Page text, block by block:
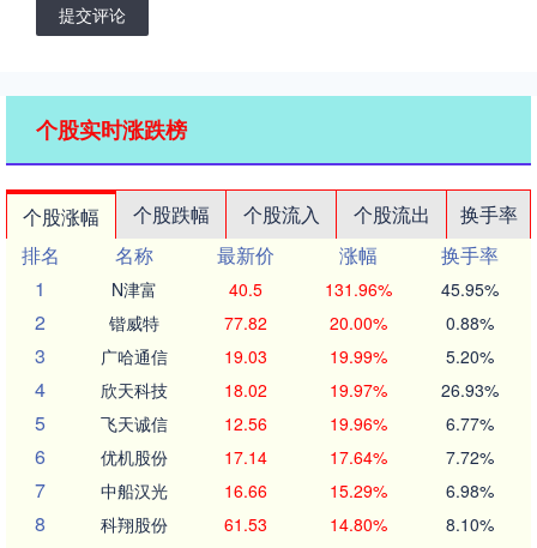
提交评论
个股实时涨跌榜
个股涨幅 个股跌幅 个股流入 个股流出
换手率
排名
名称 最新价 涨幅
换手率
1
N津富 40.5 131.96% 45.95%
2 锴威特 77.82 20.00% 0.88%
3 广哈通信 19.03 19.99% 5.20%
4 欣天科技 18.02 19.97% 26.93%
5 飞天诚信 12.56 19.96% 6.77%
6 优机股份 17.14 17.64% 7.72%
7 中船汉光 16.66 15.29% 6.98%
8 科翔股份 61.53 14.80% 8.10%